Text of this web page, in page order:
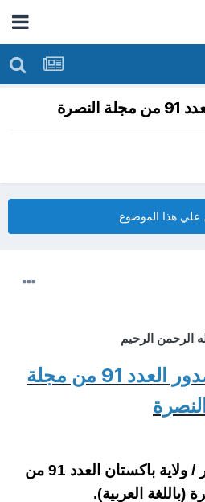
هذا الموضوع
الرحمن الرحيم
ولاية باكستان: صدور العدد 91 من مجلة
النصرة
صدر عن حزب التحرير / ولاية باكستان العدد 91 من
(باللغة العربية).